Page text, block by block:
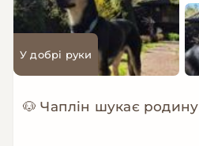
У добрі руки
🐶 Чаплін шукає родину